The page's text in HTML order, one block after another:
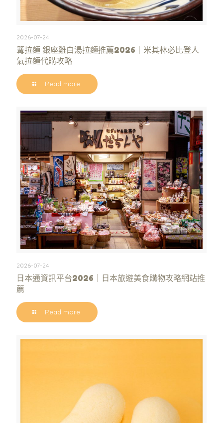
2026-07-24
篝拉麵 銀座雞白湯拉麵推薦2026｜米其林必比登人
氣拉麵代購攻略
Read more
2026-07-24
日本通資訊平台2026｜日本旅遊美食購物攻略網站推
薦
Read more